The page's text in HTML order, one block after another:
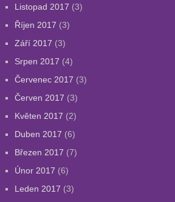
Listopad 2017 (3)
Říjen 2017 (3)
Září 2017 (3)
Srpen 2017 (4)
Červenec 2017 (3)
Červen 2017 (3)
Květen 2017 (2)
Duben 2017 (6)
Březen 2017 (7)
Únor 2017 (6)
Leden 2017 (3)